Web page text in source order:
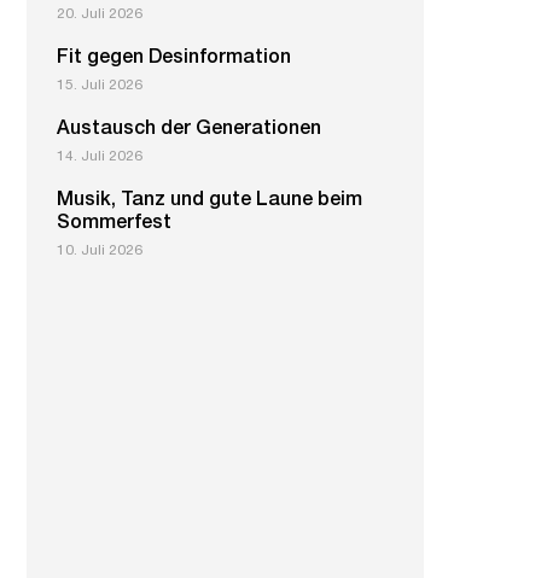
20. Juli 2026
Fit gegen Desinformation
15. Juli 2026
Austausch der Generationen
14. Juli 2026
Musik, Tanz und gute Laune beim
Sommerfest
10. Juli 2026